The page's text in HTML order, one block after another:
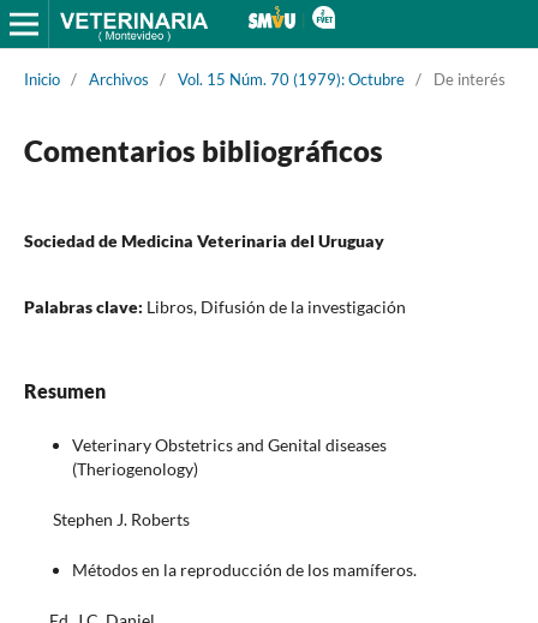
Inicio / Archivos / Vol. 15 Núm. 70 (1979): Octubre / De interés
Comentarios bibliográficos
Sociedad de Medicina Veterinaria del Uruguay
Palabras clave: Libros, Difusión de la investigación
Resumen
Veterinary Obstetrics and Genital diseases
(Theriogenology)
Stephen J. Roberts
Métodos en la reproducción de los mamíferos.